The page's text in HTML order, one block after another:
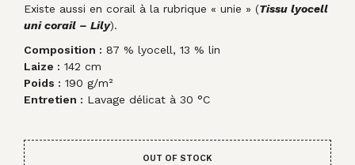
Existe aussi en corail à la rubrique « unie » (Tissu lyocell
uni corail – Lily).
Composition : 87 % lyocell, 13 % lin
Laize : 142 cm
Poids : 190 g/m²
Entretien : Lavage délicat à 30 °C
OUT OF STOCK